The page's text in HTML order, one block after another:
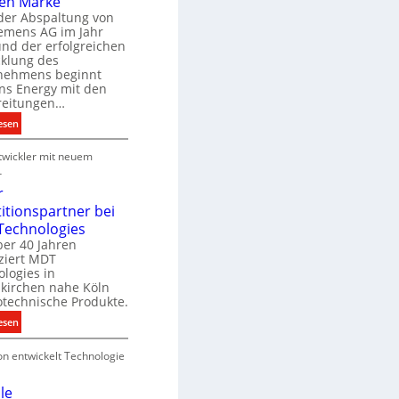
ek
Abspaltung von
AG im Jahr
der erfolgreichen
des
beginnt
Energy mit den
:
S
i
e
n
s
E
n
e
r
g
y
w
mit neuem
bei
40 Jahren
MDT
in
nahe Köln
Produkte.
:
N
e
entwickelt Technologie